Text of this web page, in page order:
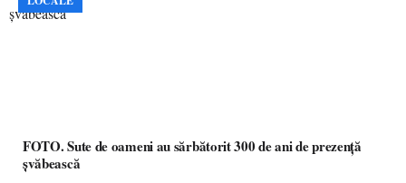
FOTO. Sute de oameni au sărbătorit 300 de ani de prezență
șvăbească